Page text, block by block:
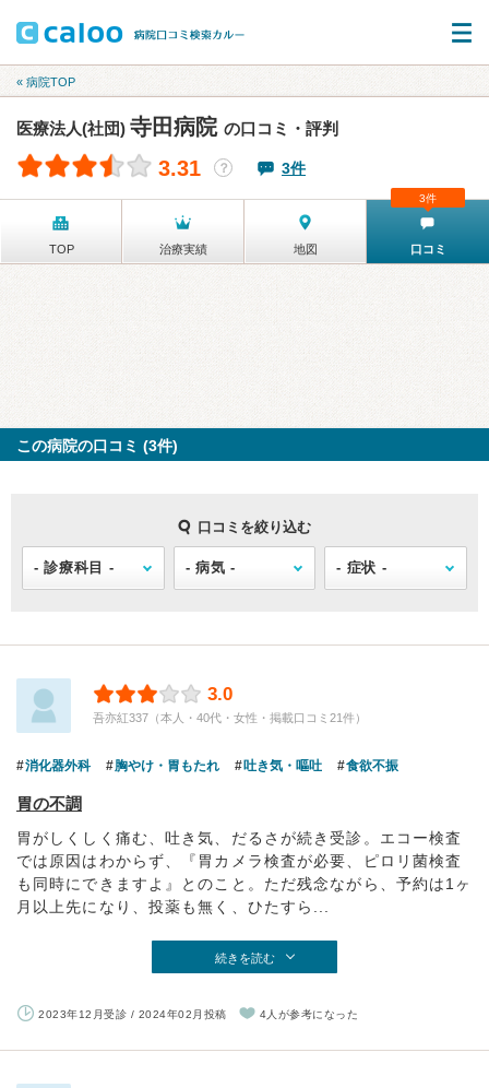
« 病院TOP
医療法人(社団) 寺田病院 の口コミ・評判
3.31 ？ 3件
TOP 治療実績 地図 口コミ
3件
この病院の口コミ (3件)
口コミを絞り込む
3.0
吾亦紅337（本人・40代・女性・掲載口コミ21件）
消化器外科 胸やけ・胃もたれ 吐き気・嘔吐 食欲不振
胃の不調
胃がしくしく痛む、吐き気、だるさが続き受診。エコー検査
では原因はわからず、『胃カメラ検査が必要、ピロリ菌検査
も同時にできますよ』とのこと。ただ残念ながら、予約は1ヶ
月以上先になり、投薬も無く、ひたすら...
続きを読む
2023年12月受診 / 2024年02月投稿 4人が参考になった